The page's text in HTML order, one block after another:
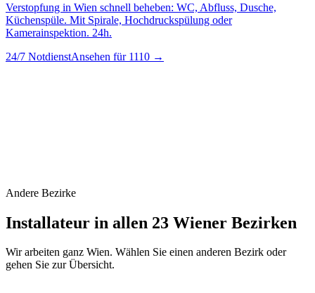
Verstopfung in Wien schnell beheben: WC, Abfluss, Dusche,
Küchenspüle. Mit Spirale, Hochdruckspülung oder
Kamerainspektion. 24h.
24/7 NotdienstAnsehen für 1110 →
Andere Bezirke
Installateur in allen 23 Wiener Bezirken
Wir arbeiten ganz Wien. Wählen Sie einen anderen Bezirk oder
gehen Sie zur Übersicht.